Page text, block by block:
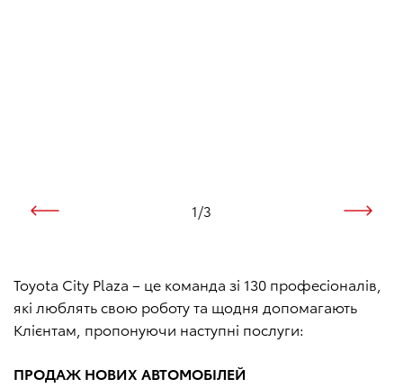
1/3
Toyota City Plaza – це команда зі 130 професіоналів,
які люблять свою роботу та щодня допомагають
Клієнтам, пропонуючи наступні послуги:
ПРОДАЖ НОВИХ АВТОМОБІЛЕЙ